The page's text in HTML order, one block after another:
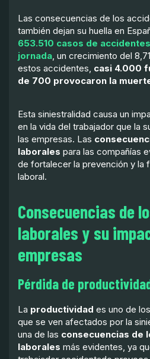
Las consecuencias de los
también dejan su huella en
653.510 casos de
jornada, un crecimiento del
estos accidentes, casi 4.000
de 700 provocaron la
Esta siniestralidad causa un
en la vida del trabajador que la
las empresas. Las
laborales para las compañías
de fortalecer la prevención y la
laboral.
Consecuencias de
laborales y su
empresas
Pérdida de
La productividad es uno de
que se ven afectados por la
una de las consecuencias de
laborales más evidentes, ya